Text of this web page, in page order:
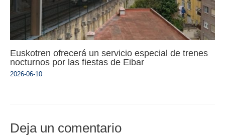
Euskotren ofrecerá un servicio especial de trenes
nocturnos por las fiestas de Eibar
2026-06-10
Deja un comentario